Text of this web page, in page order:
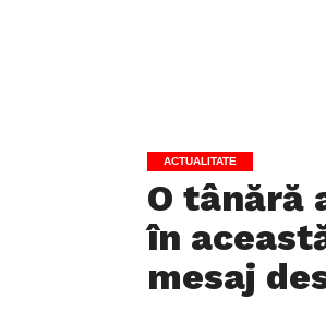
ACTUALITATE
O tânără
în
mesaj